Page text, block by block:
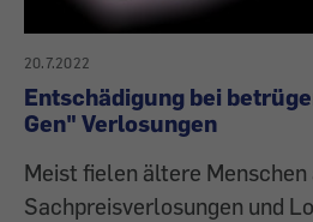
20.7.2022
Entschädigung bei
Gen" Verlosungen
Meist fielen ältere
Sachpreisverlosungen und